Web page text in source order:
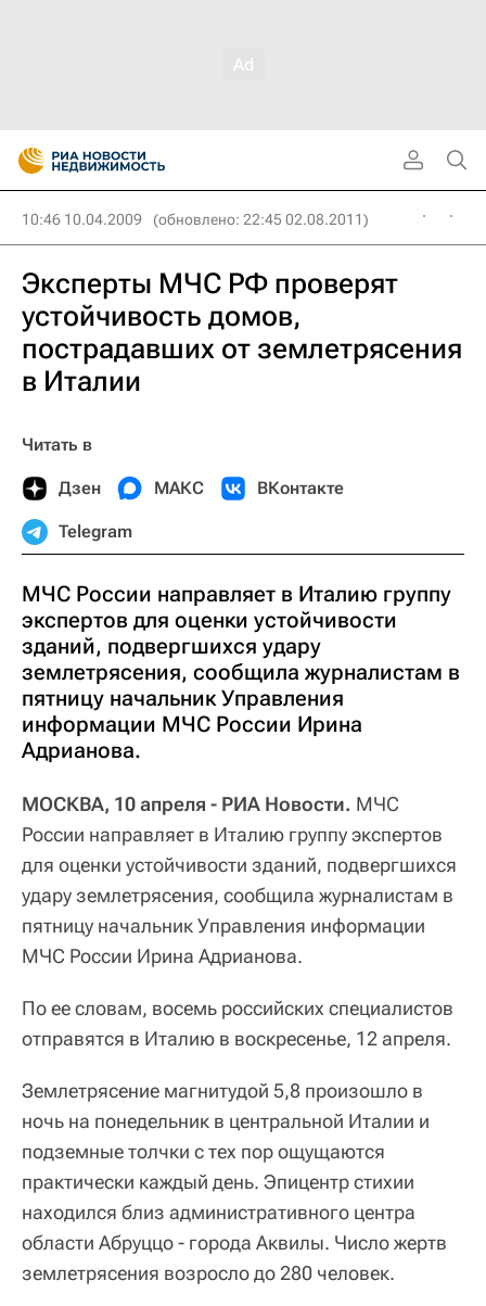
10:46 10.04.2009 (обновлено: 22:45 02.08.2011)
Эксперты МЧС РФ проверят
устойчивость домов,
пострадавших от землетрясения
в Италии
Читать в
Дзен МАКС ВКонтакте
Telegram
МЧС России направляет в Италию группу
экспертов для оценки устойчивости
зданий, подвергшихся удару
землетрясения, сообщила журналистам в
пятницу начальник Управления
информации МЧС России Ирина
Адрианова.
МОСКВА, 10 апреля - РИА Новости. МЧС
России направляет в Италию группу экспертов
для оценки устойчивости зданий, подвергшихся
удару землетрясения, сообщила журналистам в
пятницу начальник Управления информации
МЧС России Ирина Адрианова.
По ее словам, восемь российских специалистов
отправятся в Италию в воскресенье, 12 апреля.
Землетрясение магнитудой 5,8 произошло в
ночь на понедельник в центральной Италии и
подземные толчки с тех пор ощущаются
практически каждый день. Эпицентр стихии
находился близ административного центра
области Абруццо - города Аквилы. Число жертв
землетрясения возросло до 280 человек.